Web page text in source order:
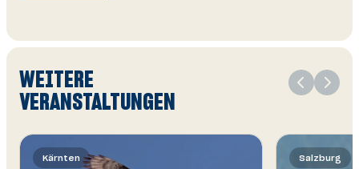
WEITERE
VERANSTALTUNGEN
Kärnten Salzburg
Slide
1
von